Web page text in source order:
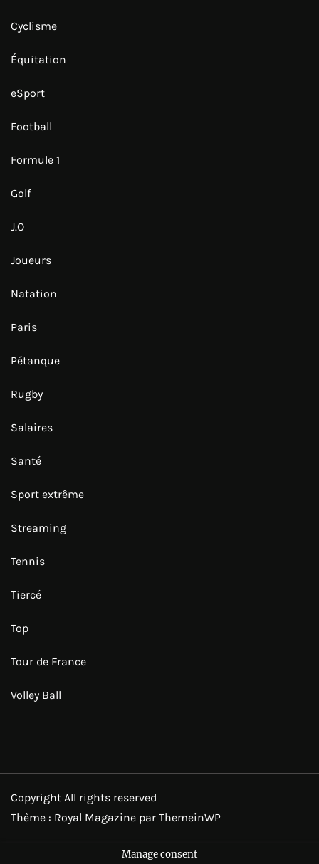
Cyclisme
Équitation
eSport
Football
Formule 1
Golf
J.O
Joueurs
Natation
Paris
Pétanque
Rugby
Salaires
Santé
Sport extrême
Streaming
Tennis
Tiercé
Top
Tour de France
Volley Ball
Copyright All rights reserved
Thème : Royal Magazine par ThemeinWP
Manage consent